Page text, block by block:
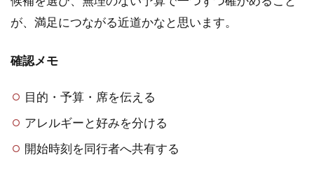
が、満足につながる近道かなと思います。
確認メモ
目的・予算・席を伝える
アレルギーと好みを分ける
開始時刻を同行者へ共有する